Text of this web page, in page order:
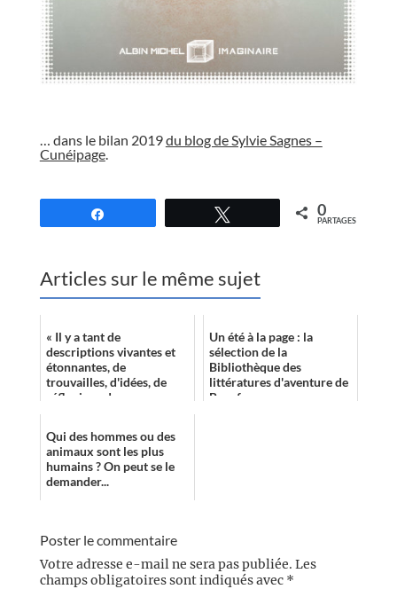
… dans le bilan 2019du blog de Sylvie Sagnes –
Cunéipage.
0
PARTAGES
Articles sur le même sujet
« Il y a tant de
descriptions vivantes et
étonnantes, de
trouvailles, d'idées, de
réflexions dans ce roman
Un été à la page : la
sélection de la
Bibliothèque des
littératures d'aventure de
Beaufays
Qui des hommes ou des
animaux sont les plus
humains ? On peut se le
demander...
Poster le commentaire
Votre adresse e-mail ne sera pas publiée. Les
champs obligatoires sont indiqués avec *